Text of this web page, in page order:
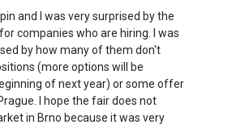
and I was very surprised by the
companies who are hiring. I was
by how many of them don't
(more options will be
of next year) or some offer
I hope the fair does not
in Brno because it was very